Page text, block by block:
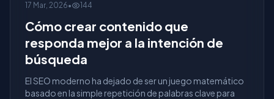
17 Mar, 2026• 144
Cómo crear contenido que
responda mejor a la intención de
búsqueda
El SEO moderno ha dejado de ser un juego matemático
basado en la simple repetición de palabras clave para